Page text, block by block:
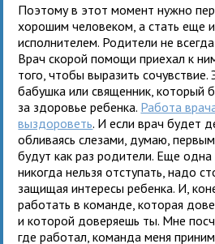
Поэтому в этот момент нужно
хорошим человеком, а стать еще
исполнителем. Родители не
Врач скорой помощи приехал к
того, чтобы выразить
бабушка или священник, который
за здоровье ребенка. Работа
выздороветь. И если врач будет
обливаясь слезами, думаю,
будут как раз родители. Еще одна
никогда нельзя отступать, надо
защищая интересы ребенка. И,
работать в команде, которая
и которой доверяешь ты. Мне
где работал, команда меня